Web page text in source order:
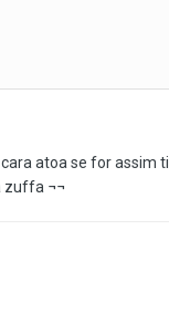
atoa se for assim
zuffa ¬¬